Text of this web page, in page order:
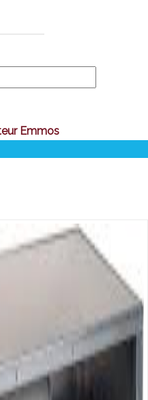
Emmos